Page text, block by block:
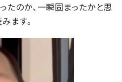
たのか、一瞬固まったかと思
ます。